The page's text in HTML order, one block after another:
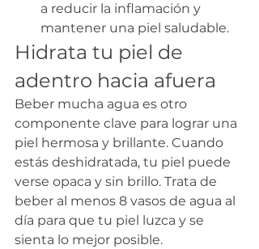
a reducir la inflamación y
mantener una piel saludable.
Hidrata tu piel de
adentro hacia afuera
Beber mucha agua es otro
componente clave para lograr una
piel hermosa y brillante. Cuando
estás deshidratada, tu piel puede
verse opaca y sin brillo. Trata de
beber al menos 8 vasos de agua al
día para que tu piel luzca y se
sienta lo mejor posible.